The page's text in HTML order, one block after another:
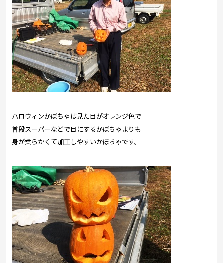
ハロウィンかぼちゃは見た目がオレンジ色で
普段スーパーなどで目にするかぼちゃよりも
身が柔らかくて加工しやすいかぼちゃです。